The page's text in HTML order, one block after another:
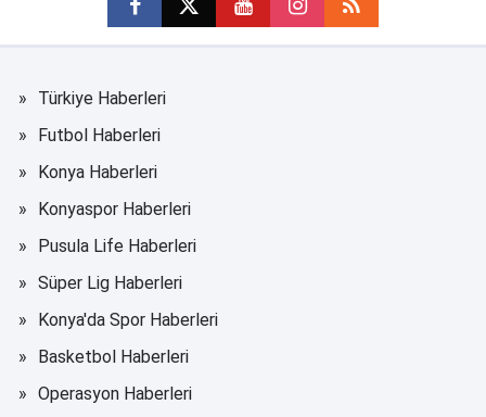
Türkiye Haberleri
Futbol Haberleri
Konya Haberleri
Konyaspor Haberleri
Pusula Life Haberleri
Süper Lig Haberleri
Konya'da Spor Haberleri
Basketbol Haberleri
Operasyon Haberleri